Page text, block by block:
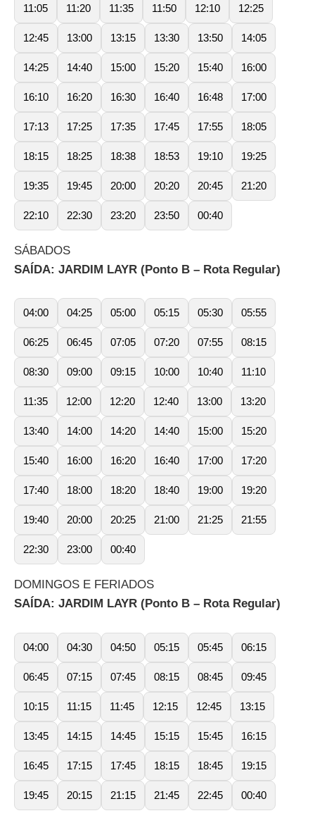
11:05 11:20 11:35 11:50 12:10 12:25
12:45 13:00 13:15 13:30 13:50 14:05
14:25 14:40 15:00 15:20 15:40 16:00
16:10 16:20 16:30 16:40 16:48 17:00
17:13 17:25 17:35 17:45 17:55 18:05
18:15 18:25 18:38 18:53 19:10 19:25
19:35 19:45 20:00 20:20 20:45 21:20
22:10 22:30 23:20 23:50 00:40
SÁBADOS
SAÍDA: JARDIM LAYR (Ponto B – Rota Regular)
04:00 04:25 05:00 05:15 05:30 05:55
06:25 06:45 07:05 07:20 07:55 08:15
08:30 09:00 09:15 10:00 10:40 11:10
11:35 12:00 12:20 12:40 13:00 13:20
13:40 14:00 14:20 14:40 15:00 15:20
15:40 16:00 16:20 16:40 17:00 17:20
17:40 18:00 18:20 18:40 19:00 19:20
19:40 20:00 20:25 21:00 21:25 21:55
22:30 23:00 00:40
DOMINGOS E FERIADOS
SAÍDA: JARDIM LAYR (Ponto B – Rota Regular)
04:00 04:30 04:50 05:15 05:45 06:15
06:45 07:15 07:45 08:15 08:45 09:45
10:15 11:15 11:45 12:15 12:45 13:15
13:45 14:15 14:45 15:15 15:45 16:15
16:45 17:15 17:45 18:15 18:45 19:15
19:45 20:15 21:15 21:45 22:45 00:40